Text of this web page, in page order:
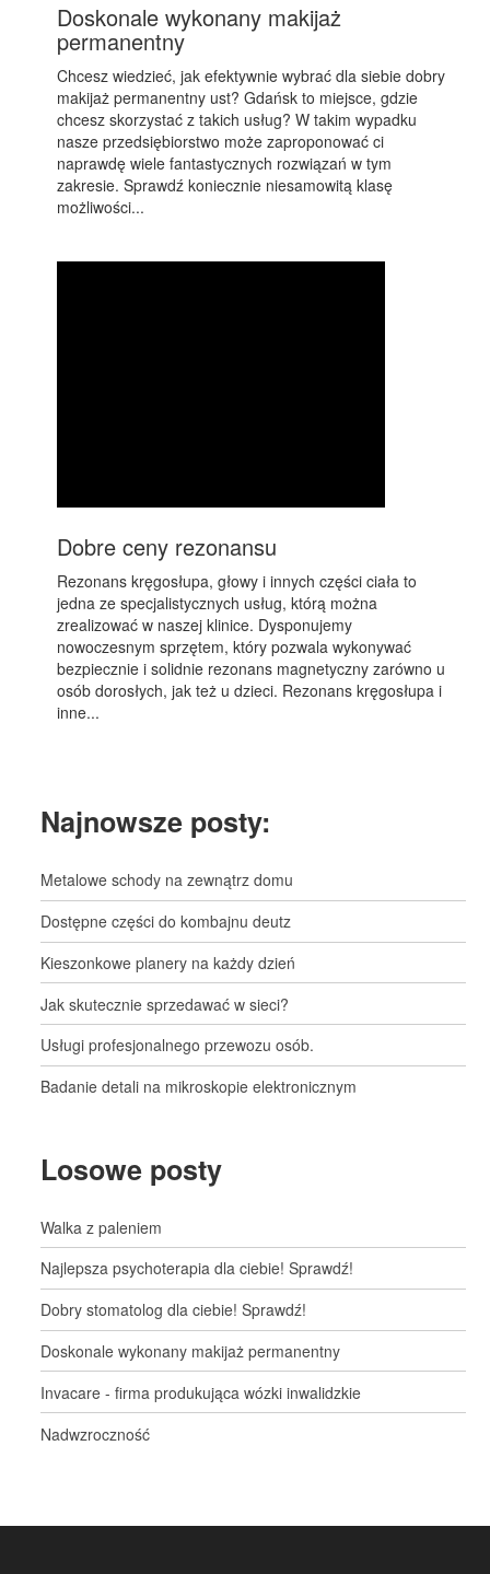
Doskonale wykonany makijaż
permanentny
Chcesz wiedzieć, jak efektywnie wybrać dla siebie dobry
makijaż permanentny ust? Gdańsk to miejsce, gdzie
chcesz skorzystać z takich usług? W takim wypadku
nasze przedsiębiorstwo może zaproponować ci
naprawdę wiele fantastycznych rozwiązań w tym
zakresie. Sprawdź koniecznie niesamowitą klasę
możliwości...
Dobre ceny rezonansu
Rezonans kręgosłupa, głowy i innych części ciała to
jedna ze specjalistycznych usług, którą można
zrealizować w naszej klinice. Dysponujemy
nowoczesnym sprzętem, który pozwala wykonywać
bezpiecznie i solidnie rezonans magnetyczny zarówno u
osób dorosłych, jak też u dzieci. Rezonans kręgosłupa i
inne...
Najnowsze posty:
Metalowe schody na zewnątrz domu
Dostępne części do kombajnu deutz
Kieszonkowe planery na każdy dzień
Jak skutecznie sprzedawać w sieci?
Usługi profesjonalnego przewozu osób.
Badanie detali na mikroskopie elektronicznym
Losowe posty
Walka z paleniem
Najlepsza psychoterapia dla ciebie! Sprawdź!
Dobry stomatolog dla ciebie! Sprawdź!
Doskonale wykonany makijaż permanentny
Invacare - firma produkująca wózki inwalidzkie
Nadwzroczność